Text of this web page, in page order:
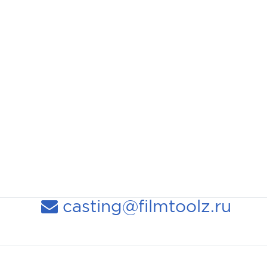
casting@filmtoolz.ru